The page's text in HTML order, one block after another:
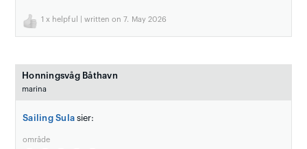
1 x helpful | written on 7. May 2026
Honningsvåg Båthavn
marina
Sailing Sula sier:
område